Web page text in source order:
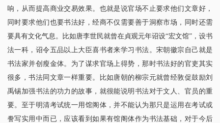
响，从而提高商业交易效果。也就是说官场不止要求他们文章好，
同时要求他们也要书法好，经商不仅需要善于洞察市场，同时还需
要具有文化气息。比如唐李世民就曾在貞观元年诏设“宏文馆”，设书
法一科，诏令五品以上大臣喜书者来学习书法。宋朝徽宗自己就是
书法家并创瘦金体。为了谋求官场上得势，那时书法好的官吏其实
很多，书法同文章一样重要。比如唐朝的柳宗元就曾经敦促鼓励刘
禹锡加强书法的功力的故事，就很能说明书法对于文人、官员的重
要。至于明清考试统一用馆阁体，并不能认为那只是运用在考试或
誊写实用中而已，应该看到如果有馆阁体作为书法基础，对于今后